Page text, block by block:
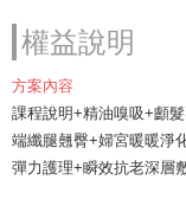
權益說明
方案內容
課程說明+精油嗅吸+顱
端纖腿翹臀+婦宮暖暖淨
彈力護理+瞬效抗老深層